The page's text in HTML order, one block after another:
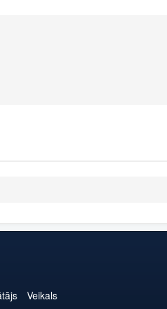
Veikals